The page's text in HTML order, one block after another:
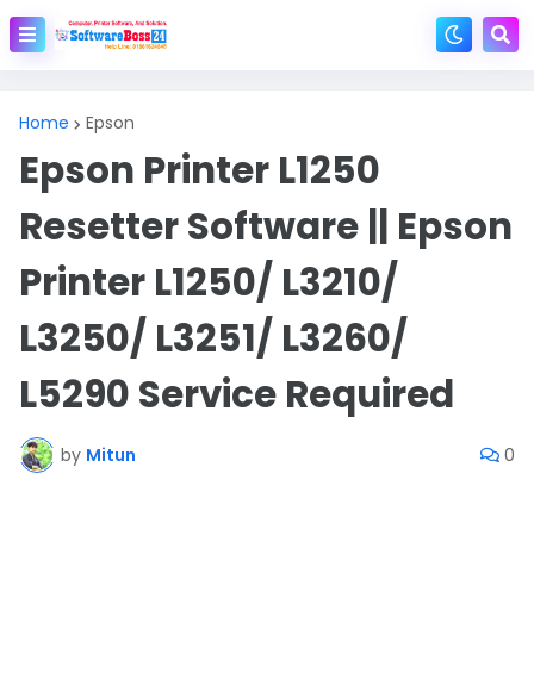
Home Epson
Epson Printer L1250
Resetter Software || Epson
Printer L1250/ L3210/
L3250/ L3251/ L3260/
L5290 Service Required
by Mitun 0